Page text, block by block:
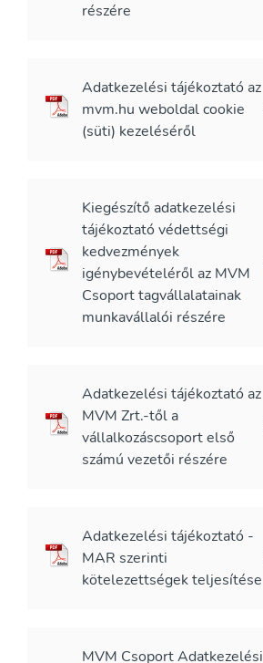
részére
Adatkezelési tájékoztató az
mvm.hu weboldal cookie
(süti) kezeléséről
Kiegészítő adatkezelési
tájékoztató védettségi
kedvezmények
igénybevételéről az MVM
Csoport tagvállalatainak
munkavállalói részére
Adatkezelési tájékoztató az
MVM Zrt.-től a
vállalkozáscsoport első
számú vezetői részére
Adatkezelési tájékoztató -
MAR szerinti
kötelezettségek teljesítése
MVM Csoport Adatkezelési